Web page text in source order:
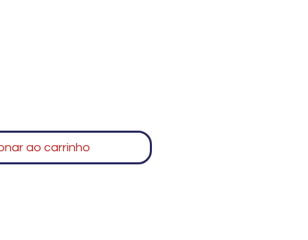
ao carrinho